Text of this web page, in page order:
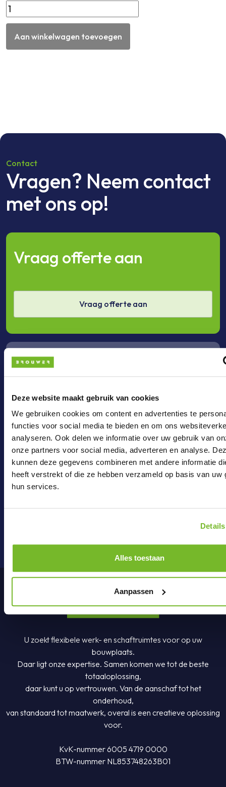
Deze website maakt gebruik van cookies
We gebruiken cookies om content en advertenties te
functies voor social media te bieden en om ons
analyseren. Ook delen we informatie over uw gebruik van
onze partners voor social media, adverteren en analyse.
kunnen deze gegevens combineren met andere informatie
heeft verstrekt of die ze hebben verzameld op basis van uw
hun services.
Alles toestaan
Aanpassen
Dru
gasgevelkachel
beige
propaan,
Aan winkelwagen toevoegen
Contact
Vragen? Neem contact
met ons op!
Vraag offerte aan
Vraag offerte aan
Bel ons
Bel +31 (0)36 - 3033024
Mail ons
U zoekt flexibele werk- en schaftruimtes voor op uw
bouwplaats.
Daar ligt onze expertise. Samen komen we tot de beste
totaaloplossing,
daar kunt u op vertrouwen. Van de aanschaf tot het
onderhoud,
van standaard tot maatwerk, overal is een creatieve oplossing
voor.
KvK-nummer 6005 4719 0000
BTW-nummer NL853748263B01